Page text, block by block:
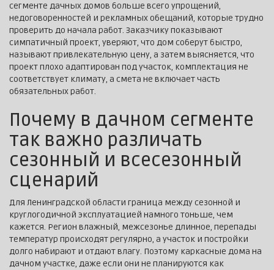
сегменте дачных домов больше всего упрощений,
недоговоренностей и рекламных обещаний, которые трудно
проверить до начала работ. Заказчику показывают
симпатичный проект, уверяют, что дом соберут быстро,
называют привлекательную цену, а затем выясняется, что
проект плохо адаптирован под участок, комплектация не
соответствует климату, а смета не включает часть
обязательных работ.
Почему в дачном сегменте
так важно различать
сезонный и всесезонный
сценарий
Для Ленинградской области граница между сезонной и
круглогодичной эксплуатацией намного тоньше, чем
кажется. Регион влажный, межсезонье длинное, перепады
температур происходят регулярно, а участок и постройки
долго набирают и отдают влагу. Поэтому каркасные дома на
дачном участке, даже если они не планируются как